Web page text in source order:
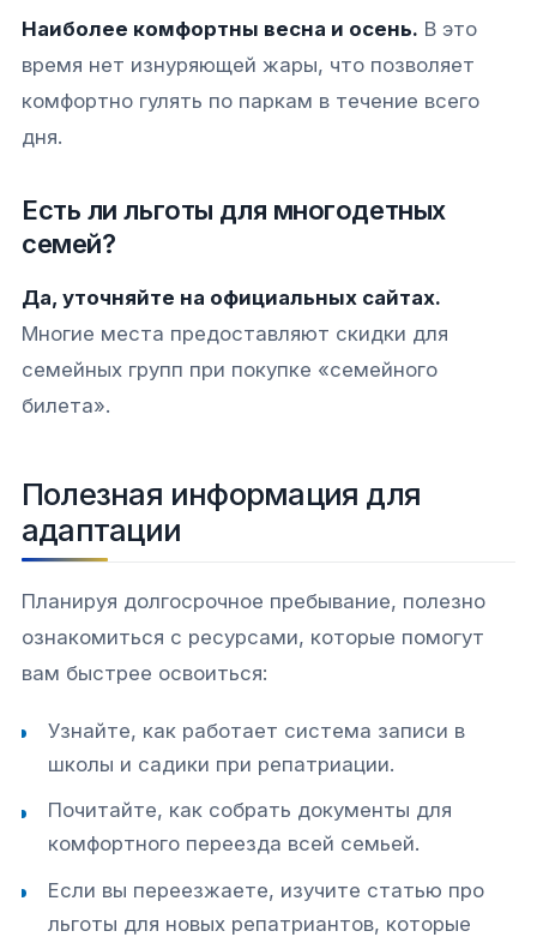
Наиболее комфортны весна и осень. В это
время нет изнуряющей жары, что позволяет
комфортно гулять по паркам в течение всего
дня.
Есть ли льготы для многодетных
семей?
Да, уточняйте на официальных сайтах.
Многие места предоставляют скидки для
семейных групп при покупке «семейного
билета».
Полезная информация для
адаптации
Планируя долгосрочное пребывание, полезно
ознакомиться с ресурсами, которые помогут
вам быстрее освоиться:
Узнайте, как работает система записи в
школы и садики при репатриации.
Почитайте, как собрать документы для
комфортного переезда всей семьей.
Если вы переезжаете, изучите статью про
льготы для новых репатриантов, которые